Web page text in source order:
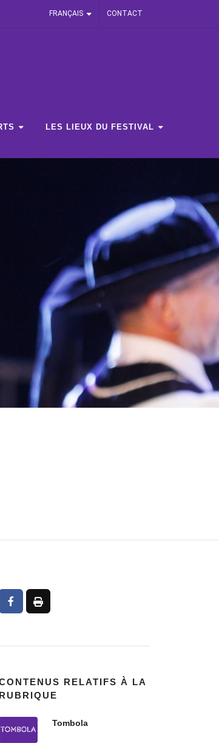
FRANÇAIS CONTACT
LES LIEUX DU FESTIVAL
RELATIFS À LA
RUBRIQUE
Tombola